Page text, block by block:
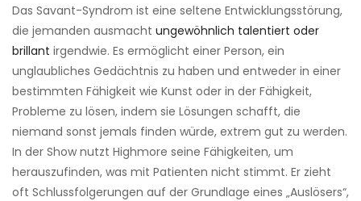
Das Savant-Syndrom ist eine seltene Entwicklungsstörung,
die jemanden ausmacht ungewöhnlich talentiert oder
brillant irgendwie. Es ermöglicht einer Person, ein
unglaubliches Gedächtnis zu haben und entweder in einer
bestimmten Fähigkeit wie Kunst oder in der Fähigkeit,
Probleme zu lösen, indem sie Lösungen schafft, die
niemand sonst jemals finden würde, extrem gut zu werden.
In der Show nutzt Highmore seine Fähigkeiten, um
herauszufinden, was mit Patienten nicht stimmt. Er zieht
oft Schlussfolgerungen auf der Grundlage eines „Auslösers“,